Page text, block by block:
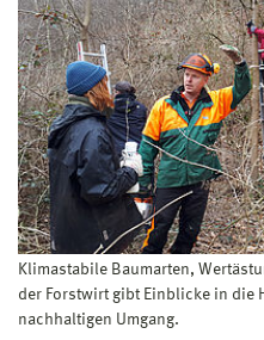
Klimastabile Baumarten,
der Forstwirt gibt Einblicke in die
nachhaltigen Umgang.